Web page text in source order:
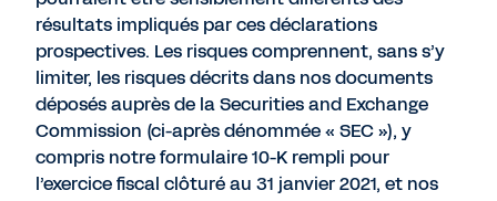
résultats impliqués par ces déclarations
prospectives. Les risques comprennent, sans s’y
limiter, les risques décrits dans nos documents
déposés auprès de la Securities and Exchange
Commission (ci-après dénommée « SEC »), y
compris notre formulaire 10-K rempli pour
l’exercice fiscal clôturé au 31 janvier 2021, et nos